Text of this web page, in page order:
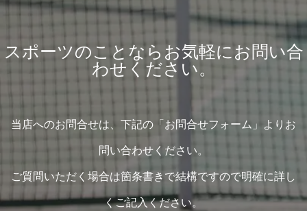
スポーツのことならお気軽にお問い合
わせください。
当店へのお問合せは、下記の「お問合せフォーム」よりお
問い合わせください。
ご質問いただく場合は箇条書きで結構ですので明確に詳し
くご記入ください。